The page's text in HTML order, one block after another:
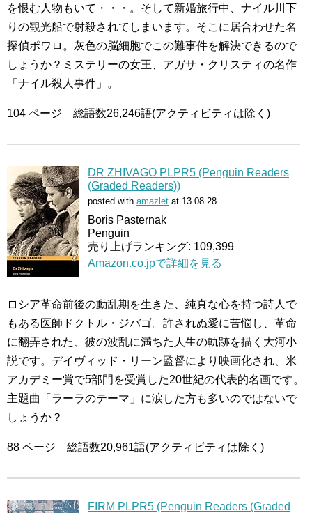
を恨む人物もいて・・・。そして新婚旅行中、ナイル川下
りの観光船で射殺されてしまいます。そこに居合わせた名
探偵ポワロ。灰色の脳細胞でこの難事件を解決できるので
しょうか？ミステリーの女王、アガサ・クリスティの名作
「ナイル殺人事件」。
104 ページ 総語数26,246語(アクティビティは除く)
DR ZHIVAGO PLPR5 (Penguin Readers
(Graded Readers))
posted with amazlet at 13.08.28
Boris Pasternak
Penguin
売り上げランキング: 109,399
Amazon.co.jpで詳細を見る
ロシア革命前後の動乱期を生きた、純真な心を持つ詩人で
もある医師ドクトル・ジバゴ。許されぬ愛に苦悩し、革命
に翻弄された、彼の波乱に満ちた人生の軌跡を描く大河小
説です。デイヴィッド・リーン監督により映画化され、米
アカデミー賞で5部門を受賞した20世紀の代表的名画です。
主題曲「ラーラのテーマ」に涙した方も多いのではないで
しょうか？
88 ページ 総語数20,961語(アクティビティは除く)
FIRM PLPR5 (Penguin Readers (Graded